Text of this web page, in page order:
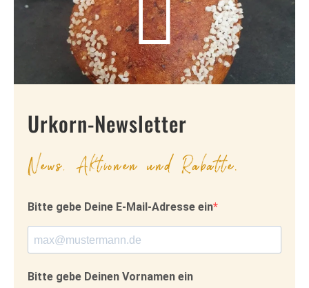
Urkorn-Newsletter
News, Aktionen und Rabatte.
Bitte gebe Deine E-Mail-Adresse ein
Bitte gebe Deinen Vornamen ein